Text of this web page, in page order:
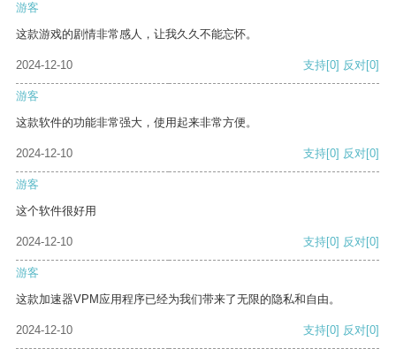
游客
这款游戏的剧情非常感人，让我久久不能忘怀。
2024-12-10 支持[0] 反对[0]
游客
这款软件的功能非常强大，使用起来非常方便。
2024-12-10 支持[0] 反对[0]
游客
这个软件很好用
2024-12-10 支持[0] 反对[0]
游客
这款加速器VPM应用程序已经为我们带来了无限的隐私和自由。
2024-12-10 支持[0] 反对[0]